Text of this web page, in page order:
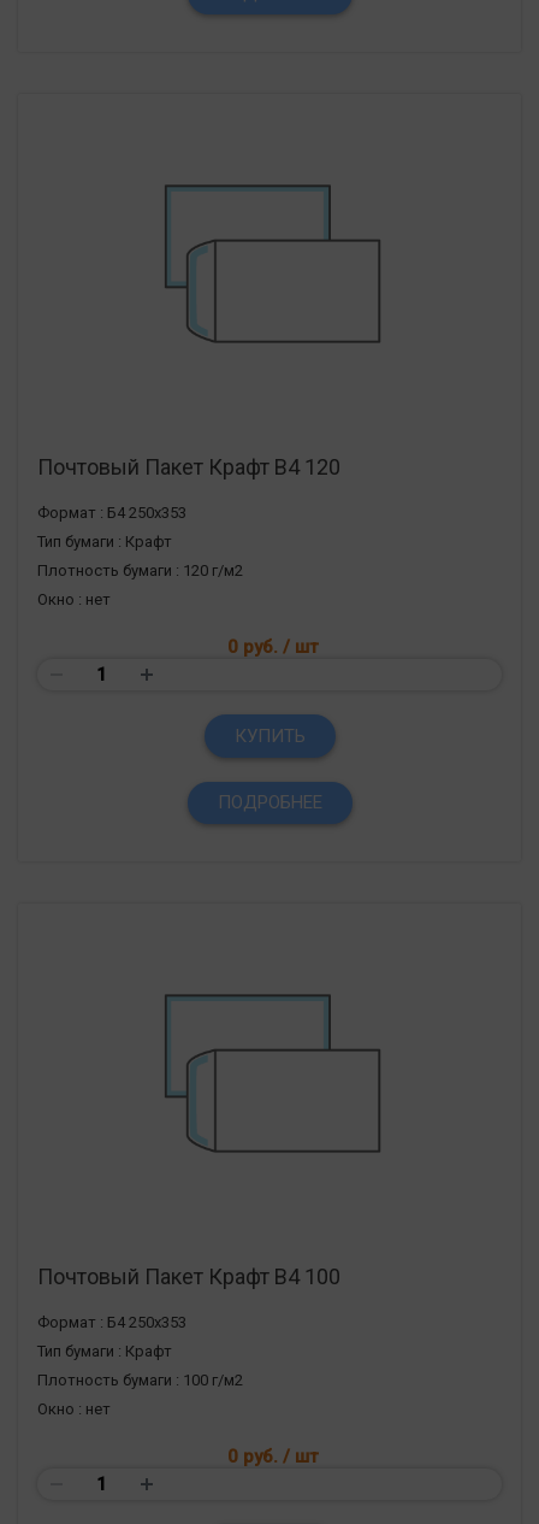
Почтовый Пакет Крафт В4 120
Формат : Б4 250х353
Тип бумаги : Крафт
Плотность бумаги : 120 г/м2
Окно : нет
0 руб. / шт
КУПИТЬ
ПОДРОБНЕЕ
Почтовый Пакет Крафт В4 100
Формат : Б4 250х353
Тип бумаги : Крафт
Плотность бумаги : 100 г/м2
Окно : нет
0 руб. / шт